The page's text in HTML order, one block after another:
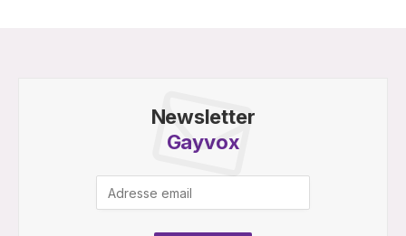
Newsletter
Gayvox